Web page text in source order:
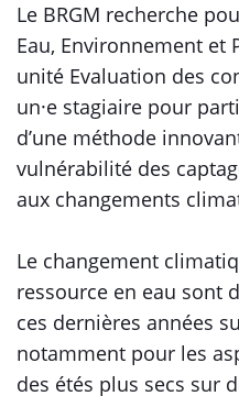
Le BRGM recherche
Eau, Environnement et
unité Evaluation des
un·e stagiaire pour
d’une méthode
vulnérabilité des
aux changements
Le changement
ressource en eau sont
ces dernières années
notamment pour les
des étés plus secs sur